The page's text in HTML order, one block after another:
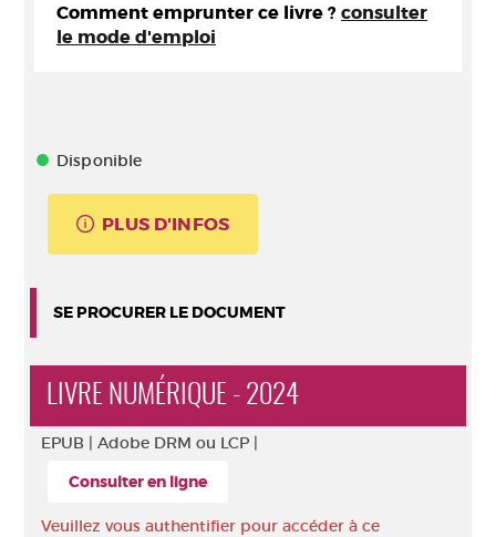
Comment emprunter ce livre ? consulter
le mode d'emploi
Disponible
PLUS D'INFOS
SE PROCURER LE DOCUMENT
LIVRE NUMÉRIQUE - 2024
EPUB | Adobe DRM ou LCP |
Consulter en ligne
Veuillez vous authentifier pour accéder à ce